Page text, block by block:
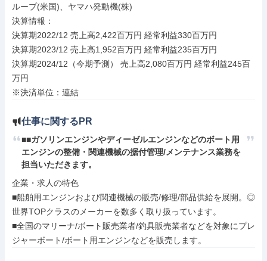
ループ(米国)、ヤマハ発動機(株)
決算情報：
決算期2022/12 売上高2,422百万円 経常利益330百万円
決算期2023/12 売上高1,952百万円 経常利益235百万円
決算期2024/12（今期予測） 売上高2,080百万円 経常利益245百
万円
※決済単位：連結
仕事に関するPR
■■ガソリンエンジンやディーゼルエンジンなどのボート用
エンジンの整備・関連機械の据付管理/メンテナンス業務を
担当いただきます。
企業・求人の特色
■船舶用エンジンおよび関連機械の販売/修理/部品供給を展開。◎
世界TOPクラスのメーカーを数多く取り扱っています。
■全国のマリーナ/ボート販売業者/釣具販売業者などを対象にプレ
ジャーボート/ボート用エンジンなどを販売します。